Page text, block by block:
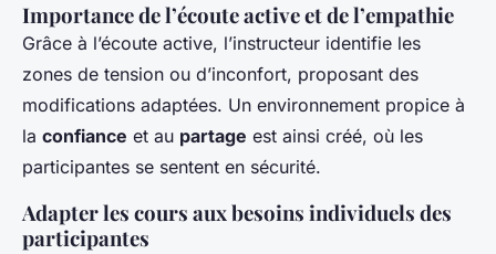
Importance de l’écoute active et de l’empathie
Grâce à l’écoute active, l’instructeur identifie les
zones de tension ou d’inconfort, proposant des
modifications adaptées. Un environnement propice à
la confiance et au partage est ainsi créé, où les
participantes se sentent en sécurité.
Adapter les cours aux besoins individuels des
participantes